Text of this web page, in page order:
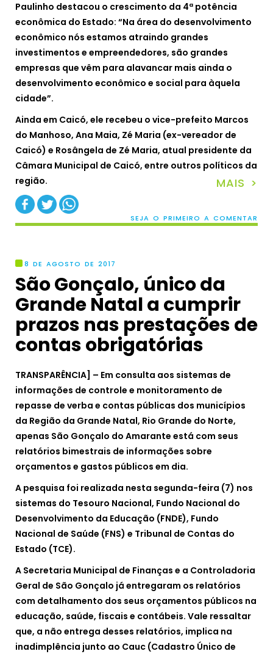
Paulinho destacou o crescimento da 4ª potência
econômica do Estado: “Na área do desenvolvimento
econômico nós estamos atraindo grandes
investimentos e empreendedores, são grandes
empresas que vêm para alavancar mais ainda o
desenvolvimento econômico e social para àquela
cidade”.
Ainda em Caicó, ele recebeu o vice-prefeito Marcos
do Manhoso, Ana Maia, Zé Maria (ex-vereador de
Caicó) e Rosângela de Zé Maria, atual presidente da
Câmara Municipal de Caicó, entre outros políticos da
região.
MAIS >
SEJA O PRIMEIRO A COMENTAR
8 DE AGOSTO DE 2017
São Gonçalo, único da
Grande Natal a cumprir
prazos nas prestações de
contas obrigatórias
TRANSPARÊNCIA] – Em consulta aos sistemas de
informações de controle e monitoramento de
repasse de verba e contas públicas dos municípios
da Região da Grande Natal, Rio Grande do Norte,
apenas São Gonçalo do Amarante está com seus
relatórios bimestrais de informações sobre
orçamentos e gastos públicos em dia.
A pesquisa foi realizada nesta segunda-feira (7) nos
sistemas do Tesouro Nacional, Fundo Nacional do
Desenvolvimento da Educação (FNDE), Fundo
Nacional de Saúde (FNS) e Tribunal de Contas do
Estado (TCE).
A Secretaria Municipal de Finanças e a Controladoria
Geral de São Gonçalo já entregaram os relatórios
com detalhamento dos seus orçamentos públicos na
educação, saúde, fiscais e contábeis. Vale ressaltar
que, a não entrega desses relatórios, implica na
inadimplência junto ao Cauc (Cadastro Único de